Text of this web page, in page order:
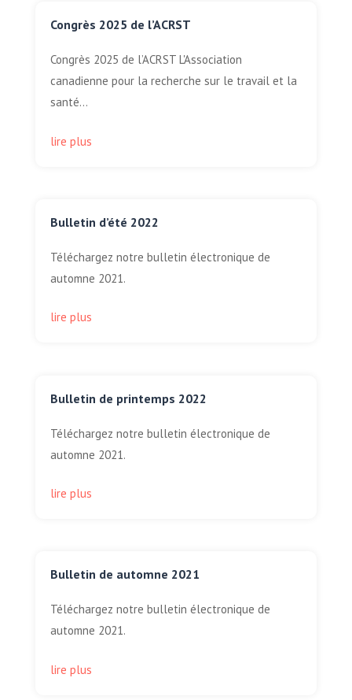
Congrès 2025 de l’ACRST
Congrès 2025 de l’ACRST L'Association
canadienne pour la recherche sur le travail et la
santé...
lire plus
Bulletin d’été 2022
Téléchargez notre bulletin électronique de
automne 2021.
lire plus
Bulletin de printemps 2022
Téléchargez notre bulletin électronique de
automne 2021.
lire plus
Bulletin de automne 2021
Téléchargez notre bulletin électronique de
automne 2021.
lire plus